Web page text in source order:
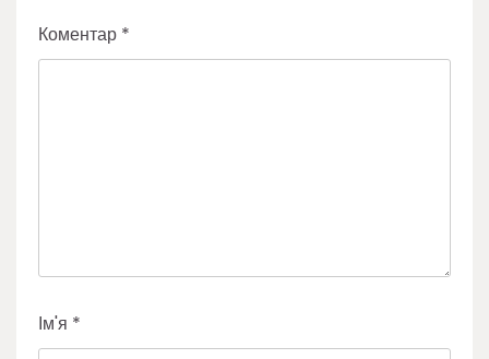
Коментар *
Ім'я *